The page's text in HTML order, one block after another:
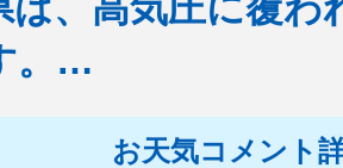
。…
お天気コメント